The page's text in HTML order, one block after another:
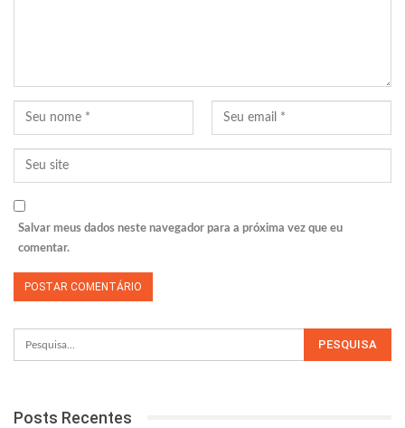
Salvar meus dados neste navegador para a próxima vez que eu
comentar.
Posts Recentes